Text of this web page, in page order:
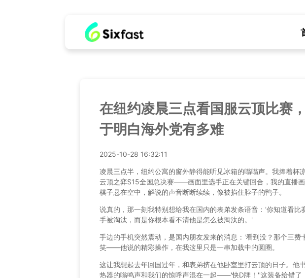
在纽约凌晨三点看国服云顶比赛
于明白海外党有多难
2025-10-28 16:32:11
凌晨三点半，纽约公寓的窗外静得能听见冰箱的嗡嗡声。我捧着杯
云顶之弈S15全国总决赛——画面里选手正在关键回合，我的直播
棋子悬在空中，解说的声音断断续续，像被掐住脖子的鸭子。
说真的，那一刻我特别想给我在国内的表弟发条语音：'你知道看比
手被淘汰，而是你根本看不清他是怎么被淘汰的。'
手边的手机突然震动，是国内朋友发来的消息：'看到没？那个三费
笑——他说的精彩操作，在我这里只是一串加载中的圆圈。
这让我想起去年回国过年，和表弟挤在他卧室里打云顶的日子。他
热器的嗡鸣声和我们的惊呼声混在一起——'快D牌！''这装备给错了